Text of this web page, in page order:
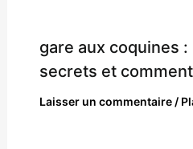
gare aux coquines
secrets et
Laisser un commentaire /